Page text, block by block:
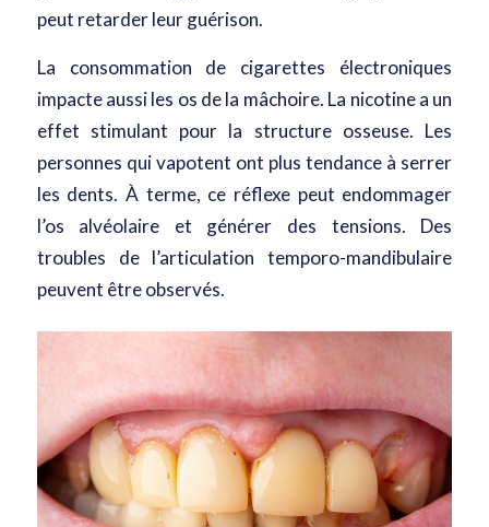
peut retarder leur guérison.
La consommation de cigarettes électroniques
impacte aussi les os de la mâchoire. La nicotine a un
effet stimulant pour la structure osseuse. Les
personnes qui vapotent ont plus tendance à serrer
les dents. À terme, ce réflexe peut endommager
l’os alvéolaire et générer des tensions. Des
troubles de l’articulation temporo-mandibulaire
peuvent être observés.